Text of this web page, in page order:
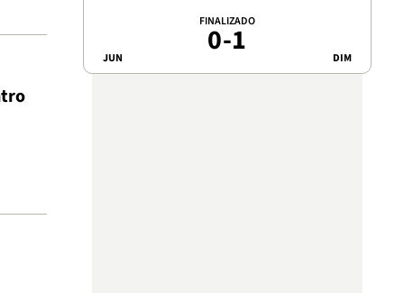
JUN
FINALIZADO
0-1 DIM